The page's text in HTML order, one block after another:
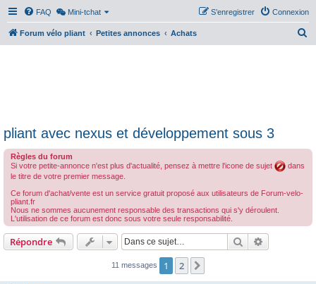
FAQ Mini-tchat Connexion
S’enregistrer
Forum vélo pliant Petites annonces Achats
h
pliant avec nexus et développement sous 3
Règles du forum
Si votre petite-annonce n'est plus d'actualité, pensez à mettre l'icone de sujet
dans
le titre de votre premier message.
Ce forum d'achat/vente est un service gratuit proposé aux utilisateurs de Forum-velo-
pliant.fr
Nous ne sommes aucunement responsable des transactions qui s'y déroulent.
L'utilisation de ce forum est donc sous votre seule responsabilité.
Répondre Rechercher
11 messages 1 2